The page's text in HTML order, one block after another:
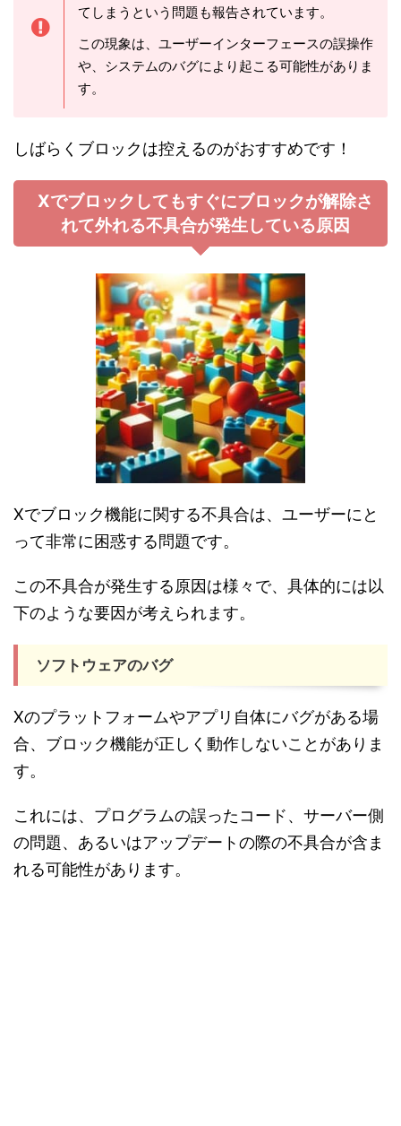
てしまうという問題も報告されています。
この現象は、ユーザーインターフェースの誤操作
や、システムのバグにより起こる可能性がありま
す。
しばらくブロックは控えるのがおすすめです！
Xでブロックしてもすぐにブロックが解除さ
れて外れる不具合が発生している原因
Xでブロック機能に関する不具合は、ユーザーにと
って非常に困惑する問題です。
この不具合が発生する原因は様々で、具体的には以
下のような要因が考えられます。
ソフトウェアのバグ
Xのプラットフォームやアプリ自体にバグがある場
合、ブロック機能が正しく動作しないことがありま
す。
これには、プログラムの誤ったコード、サーバー側
の問題、あるいはアップデートの際の不具合が含ま
れる可能性があります。